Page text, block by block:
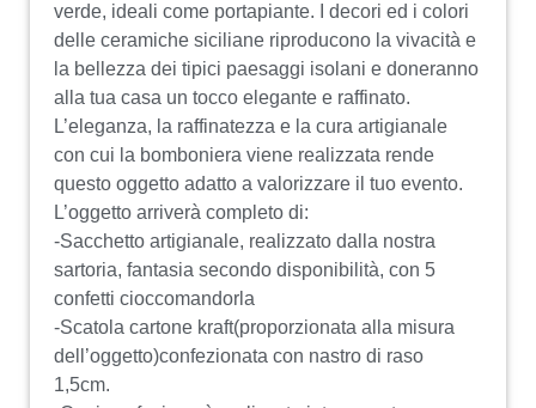
verde, ideali come portapiante. I decori ed i colori
delle ceramiche siciliane riproducono la vivacità e
la bellezza dei tipici paesaggi isolani e doneranno
alla tua casa un tocco elegante e raffinato.
L’eleganza, la raffinatezza e la cura artigianale
con cui la bomboniera viene realizzata rende
questo oggetto adatto a valorizzare il tuo evento.
L’oggetto arriverà completo di:
-Sacchetto artigianale, realizzato dalla nostra
sartoria, fantasia secondo disponibilità, con 5
confetti cioccomandorla
-Scatola cartone kraft(proporzionata alla misura
dell’oggetto)confezionata con nastro di raso
1,5cm.